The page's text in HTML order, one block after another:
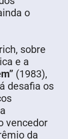
o
sobre
e a
(1983),
desafia os
vencedor
da